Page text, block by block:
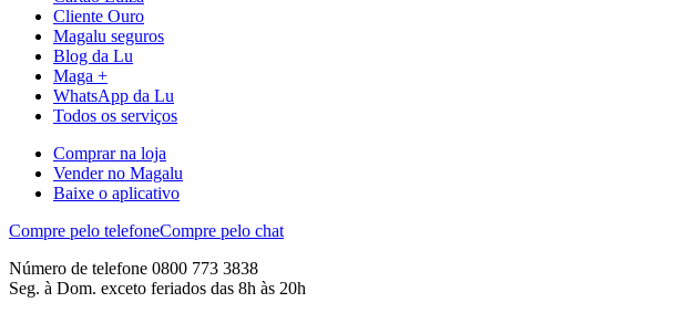
Cliente Ouro
Magalu seguros
Blog da Lu
Maga +
WhatsApp da Lu
Todos os serviços
Comprar na loja
Vender no Magalu
Baixe o aplicativo
Compre pelo telefoneCompre pelo chat
Número de telefone 0800 773 3838
Seg. à Dom. exceto feriados das 8h às 20h